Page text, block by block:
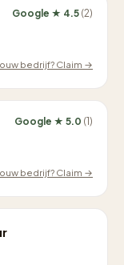
Google ★ 4.5 (2)
bedrijf? Claim →
Google ★ 5.0 (1)
bedrijf? Claim →